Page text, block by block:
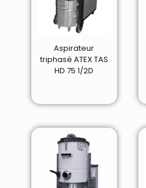
Aspirateur
triphasé ATEX TAS
HD 75 1/2D